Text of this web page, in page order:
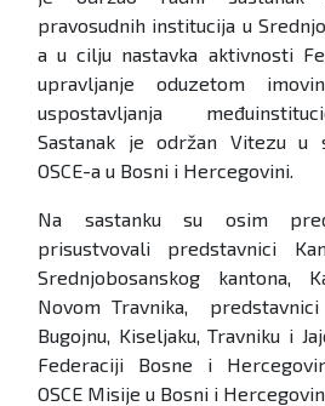
pravosudnih institucija u
a u cilju nastavka aktivnosti
upravljanje oduzetom
uspostavljanja
Sastanak je održan Vitezu u
OSCE-a u Bosni i Hercegovini.
Na sastanku su osim
prisustvovali predstavnici
Srednjobosanskog kantona,
Novom Travnika,
Bugojnu, Kiseljaku, Travniku i
Federaciji Bosne i
OSCE Misije u Bosni i